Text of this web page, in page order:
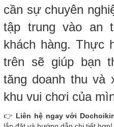
cần sự chuyên
tập trung vào an
khách hàng. Thực
trên sẽ giúp bạn
tăng doanh thu và
khu vui chơi của
👉 Liên hệ ngay với